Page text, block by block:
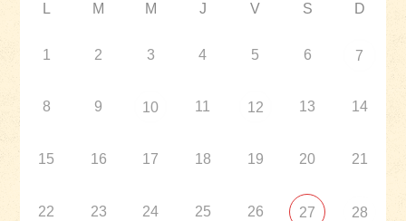
L M M J V S D
1 2 3 4 5 6 7
8 9 10 11 12 13 14
15 16 17 18 19 20 21
22 23 24 25 26 27 28